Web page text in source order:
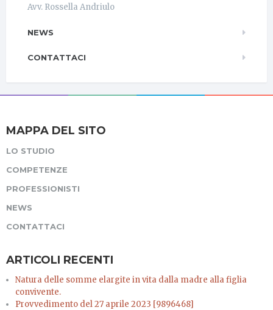
Avv. Rossella Andriulo
NEWS
CONTATTACI
MAPPA DEL SITO
LO STUDIO
COMPETENZE
PROFESSIONISTI
NEWS
CONTATTACI
ARTICOLI RECENTI
Natura delle somme elargite in vita dalla madre alla figlia
convivente.
Provvedimento del 27 aprile 2023 [9896468]